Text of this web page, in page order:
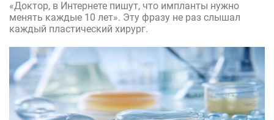
«Доктор, в Интернете пишут, что импланты нужно
менять каждые 10 лет». Эту фразу не раз слышал
каждый пластический хирург.